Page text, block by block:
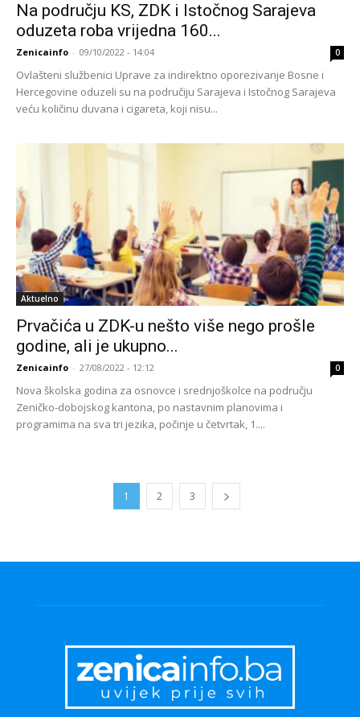
Na području KS, ZDK i Istočnog Sarajeva
oduzeta roba vrijedna 160...
Zenicainfo - 09/10/2022 - 14:04 0
Ovlašteni službenici Uprave za indirektno oporezivanje Bosne i
Hercegovine oduzeli su na područiju Sarajeva i Istočnog Sarajeva
veću količinu duvana i cigareta, koji nisu...
Aktuelno
Prvačića u ZDK-u nešto više nego prošle
godine, ali je ukupno...
Zenicainfo - 27/08/2022 - 12:12 0
Nova školska godina za osnovce i srednjoškolce na području
Zeničko-dobojskog kantona, po nastavnim planovima i
programima na sva tri jezika, počinje u četvrtak, 1....
1 2 3